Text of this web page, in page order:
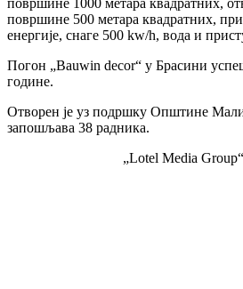
површине 1000 метара квадратних,
површине 500 метара квадратних,
енергије, снаге 500 kw/h, вода и
Погон „Bauwin decor“ у Брасини
године.
Отворен је уз подршку Општине
запошљава 38 радника.
„Lotel Media